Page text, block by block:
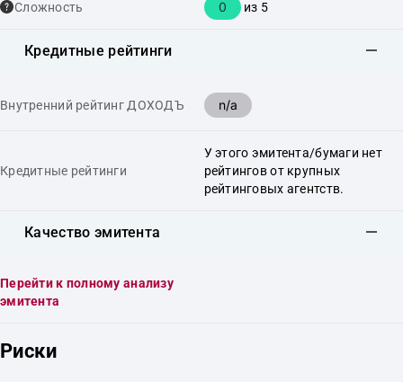
Сложность 0 из 5
Кредитные рейтинги
Внутренний рейтинг ДОХОДЪ n/a
Кредитные рейтинги
У этого эмитента/бумаги нет
рейтингов от крупных
рейтинговых агентств.
Качество эмитента
Перейти к полному анализу
эмитента
Риски